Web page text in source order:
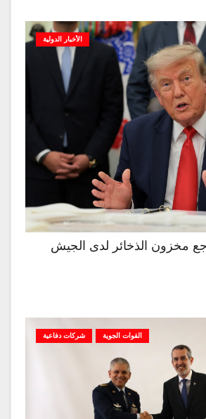
الأخبار الدولية
مخزون الذخائر لدى الجيش
القوات الجوية شركات دفاعية